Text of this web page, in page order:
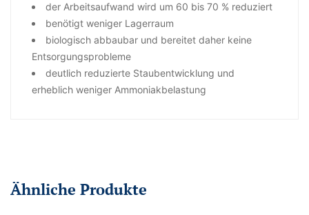
der Arbeitsaufwand wird um 60 bis 70 % reduziert
benötigt weniger Lagerraum
biologisch abbaubar und bereitet daher keine
Entsorgungsprobleme
deutlich reduzierte Staubentwicklung und
erheblich weniger Ammoniakbelastung
Ähnliche Produkte